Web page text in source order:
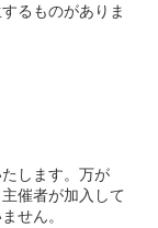
るものがありま
します。万が
催者が加入して
せん。